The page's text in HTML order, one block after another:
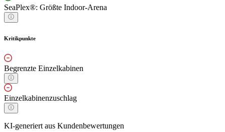
SeaPlex®: Größte Indoor-Arena
Kritikpunkte
Begrenzte Einzelkabinen
Einzelkabinenzuschlag
KI-generiert aus Kundenbewertungen